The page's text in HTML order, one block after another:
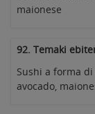
maionese
92. Temaki
Sushi a forma
avocado,